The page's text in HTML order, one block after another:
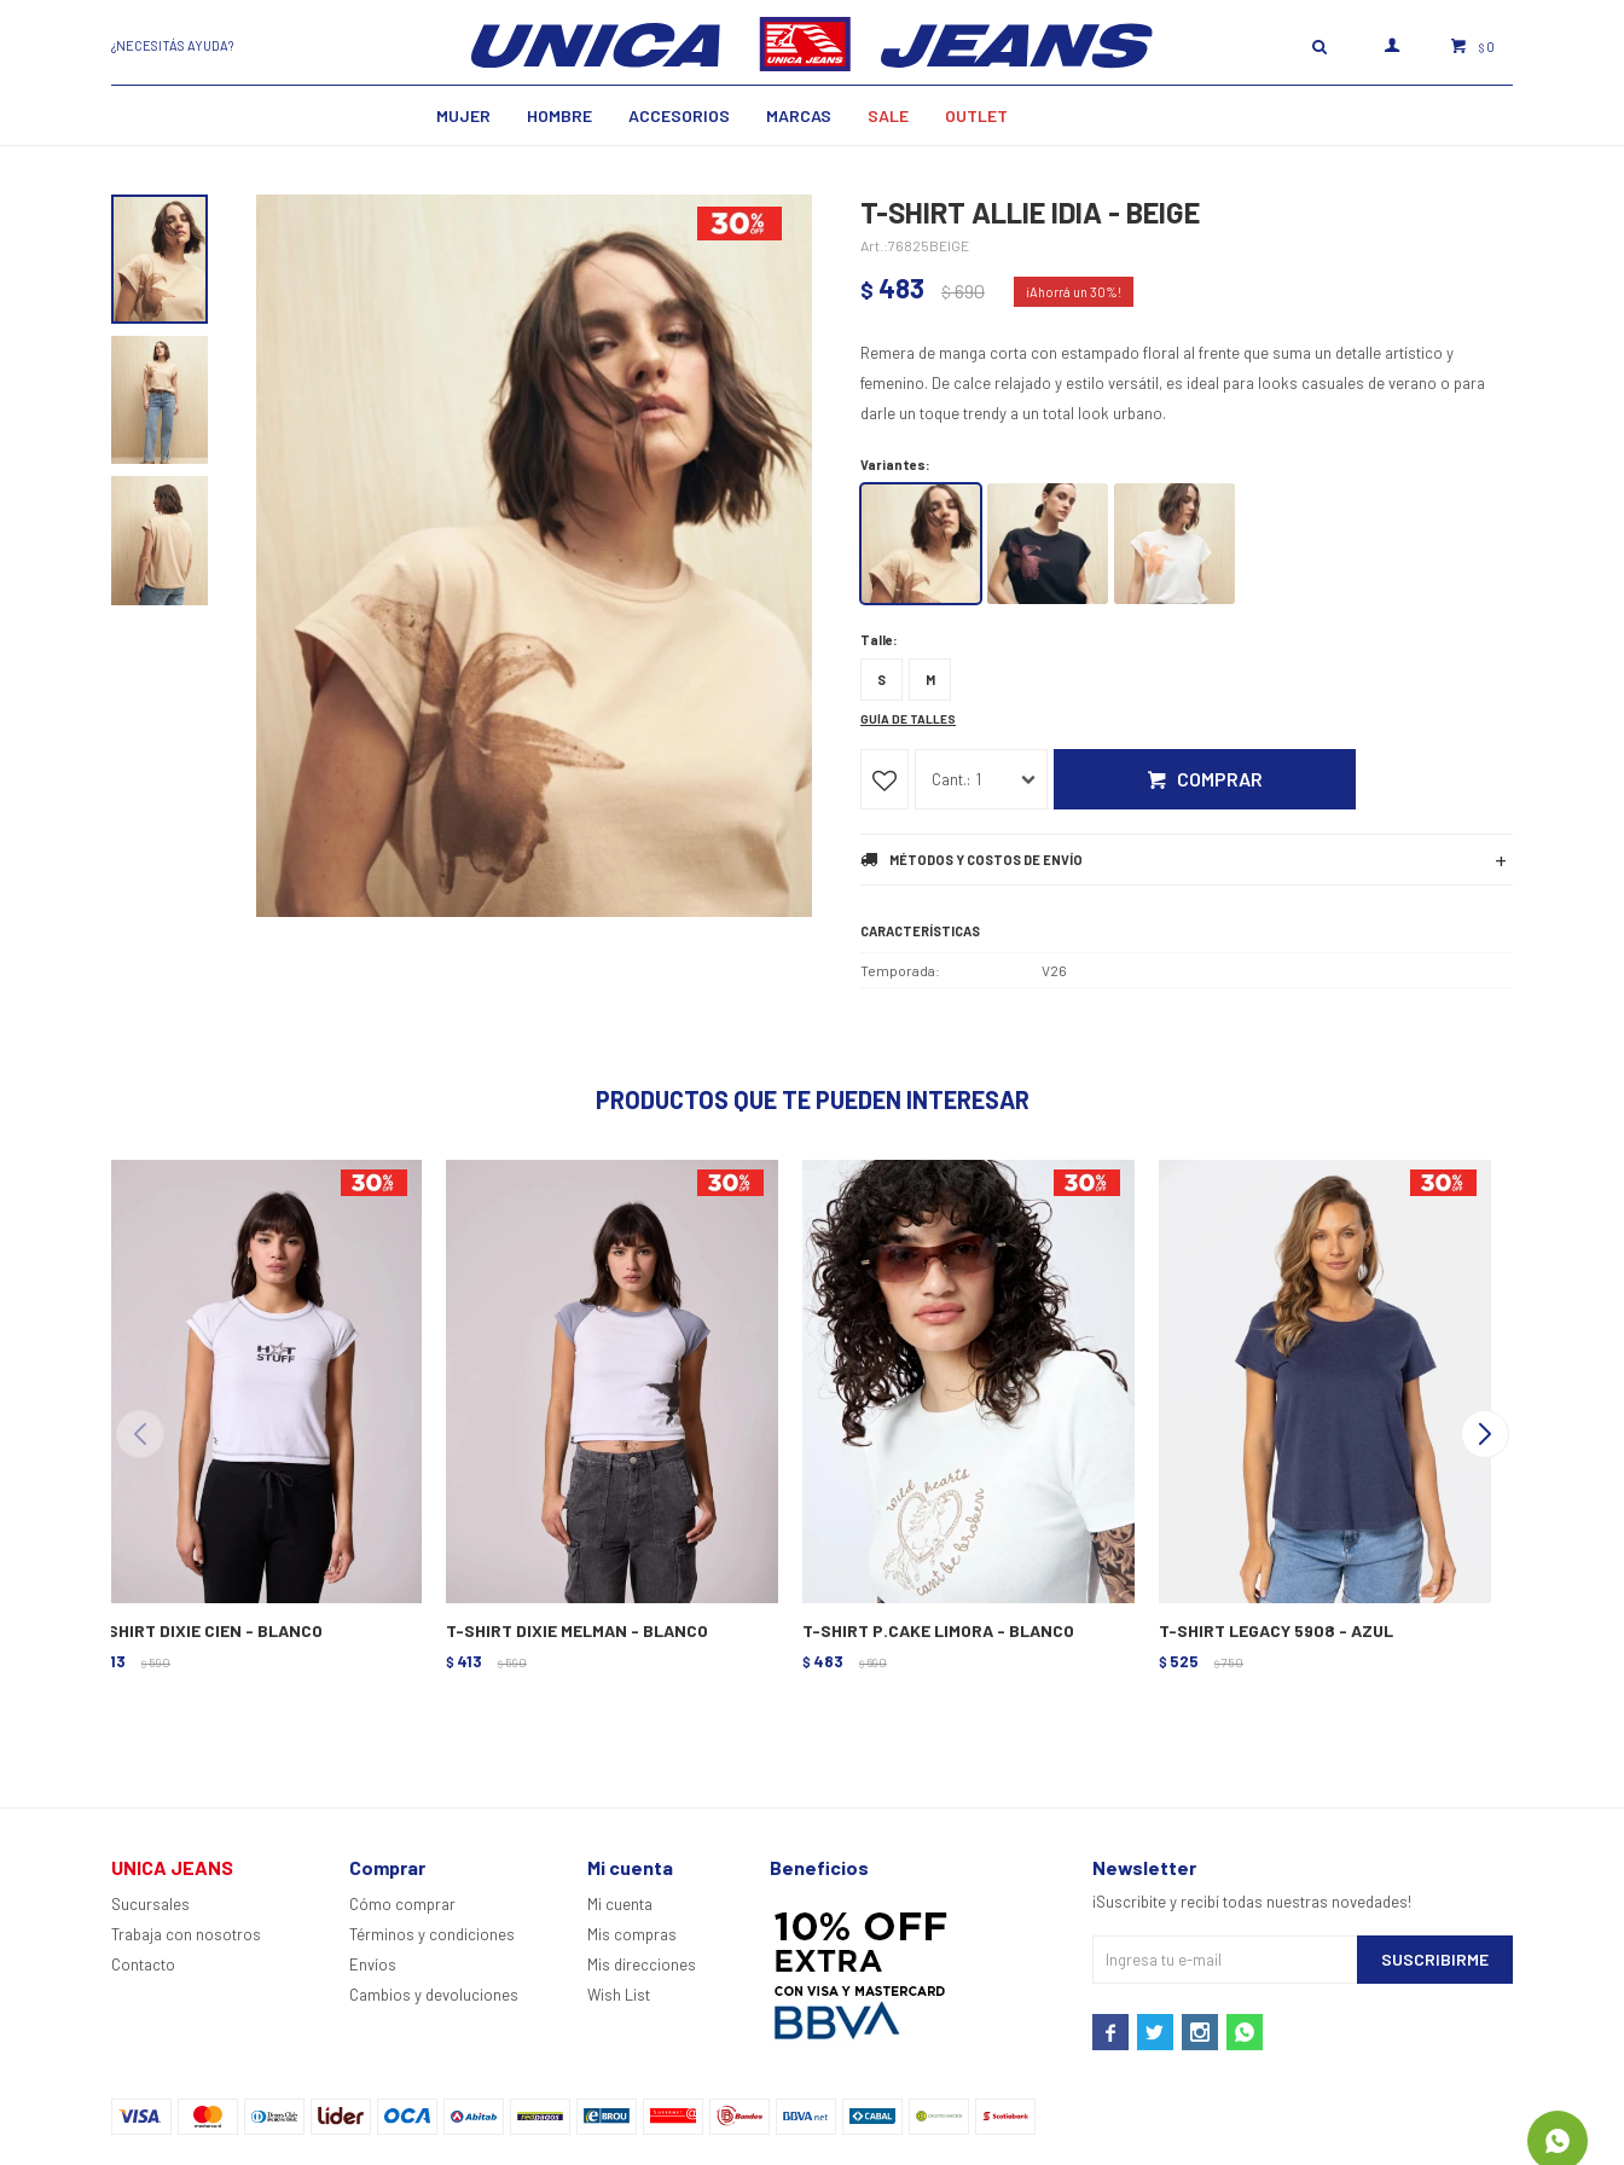
MUJER HOMBRE ACCESORIOS MARCAS SALE OUTLET
$ 0
¿NECESITÁS AYUDA?
T-SHIRT ALLIE IDIA - BEIGE
76825BEIGE
$ 483 $690 30
Remera de manga corta con estampado floral al frente que suma un detalle artístico y
femenino. De calce relajado y estilo versátil, es ideal para looks casuales de verano o para
darle un toque trendy a un total look urbano.
Variantes:
Talle:
S M
GUÍA DE TALLES
1 COMPRAR
MÉTODOS Y COSTOS DE ENVÍO
CARACTERÍSTICAS
Temporada V26
PRODUCTOS QUE TE PUEDEN INTERESAR
T-SHIRT DIXIE CIEN - BLANCO
413 $ 590
T-SHIRT DIXIE MELMAN - BLANCO
$ 413 $ 590
T-SHIRT P.CAKE LIMORA - BLANCO
$ 483 $ 690
T-SHIRT LEGACY 5908 - AZUL
$ 525 $ 750
UNICA JEANS
Sucursales
Trabaja con nosotros
Contacto
Comprar
Cómo comprar
Términos y condiciones
Envíos
Cambios y devoluciones
Mi cuenta
Mi cuenta
Mis compras
Mis direcciones
Wish List
Beneficios Newsletter
¡Suscribite y recibí todas nuestras novedades!
SUSCRIBIRME
   